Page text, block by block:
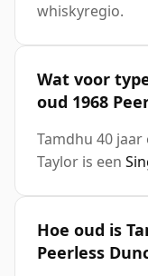
whiskyregio.
Wat voor
oud 1968
Tamdhu 40 jaar
Taylor is een
Hoe oud is
Peerless